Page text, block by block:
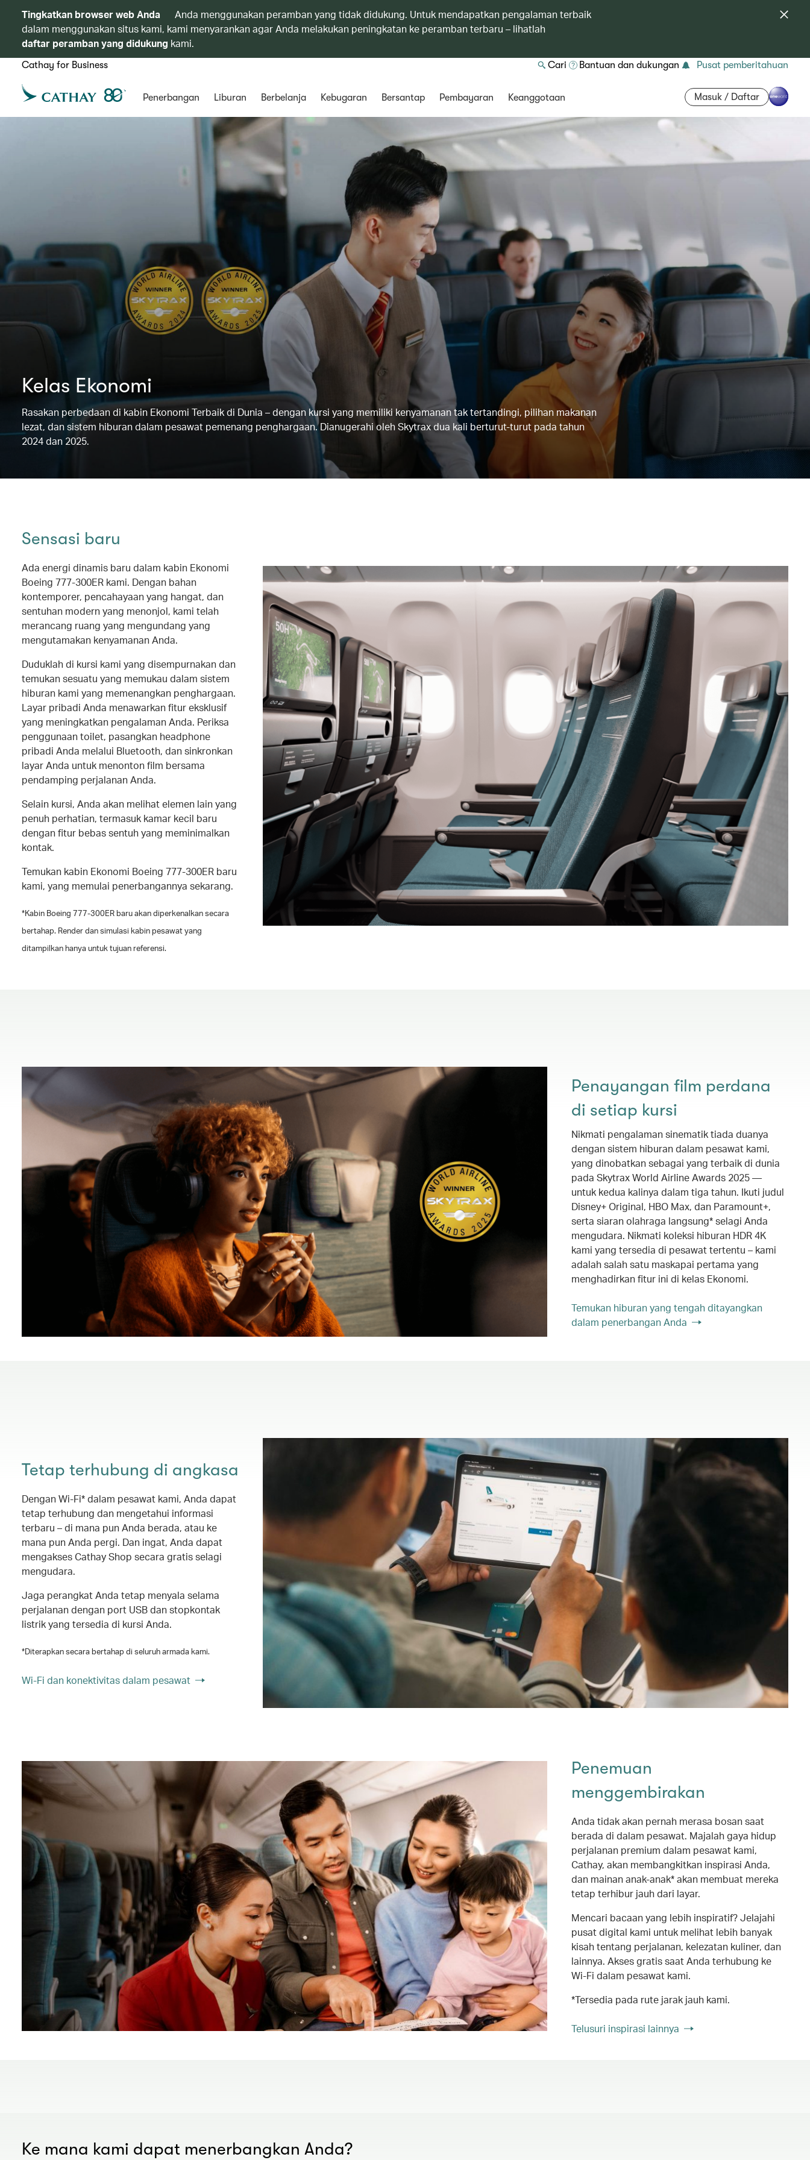
Tingkatkan browser web Anda
Anda menggunakan peramban yang tidak didukung. Untuk mendapatkan pengalaman terbaik
dalam menggunakan situs kami, kami menyarankan agar Anda melakukan peningkatan ke peramban terbaru – lihatlah
daftar peramban yang didukung kami.
Cathay for Business Cari Bantuan dan dukungan Pusat pemberitahuan
Penerbangan Liburan Berbelanja Kebugaran Bersantap Pembayaran Keanggotaan Masuk / Daftar
Kelas Ekonomi
Rasakan perbedaan di kabin Ekonomi Terbaik di Dunia – dengan kursi yang memiliki kenyamanan tak tertandingi, pilihan makanan
lezat, dan sistem hiburan dalam pesawat pemenang penghargaan. Dianugerahi oleh Skytrax dua kali berturut-turut pada tahun
2024 dan 2025.
Sensasi baru
Ada energi dinamis baru dalam kabin Ekonomi
Boeing 777-300ER kami. Dengan bahan
kontemporer, pencahayaan yang hangat, dan
sentuhan modern yang menonjol, kami telah
merancang ruang yang mengundang yang
mengutamakan kenyamanan Anda.
Duduklah di kursi kami yang disempurnakan dan
temukan sesuatu yang memukau dalam sistem
hiburan kami yang memenangkan penghargaan.
Layar pribadi Anda menawarkan fitur eksklusif
yang meningkatkan pengalaman Anda. Periksa
penggunaan toilet, pasangkan headphone
pribadi Anda melalui Bluetooth, dan sinkronkan
layar Anda untuk menonton film bersama
pendamping perjalanan Anda.
Selain kursi, Anda akan melihat elemen lain yang
penuh perhatian, termasuk kamar kecil baru
dengan fitur bebas sentuh yang meminimalkan
kontak.
Temukan kabin Ekonomi Boeing 777-300ER baru
kami, yang memulai penerbangannya sekarang.
*Kabin Boeing 777-300ER baru akan diperkenalkan secara
bertahap. Render dan simulasi kabin pesawat yang
ditampilkan hanya untuk tujuan referensi.
Penayangan film perdana
di setiap kursi
Nikmati pengalaman sinematik tiada duanya
dengan sistem hiburan dalam pesawat kami,
yang dinobatkan sebagai yang terbaik di dunia
pada Skytrax World Airline Awards 2025 —
untuk kedua kalinya dalam tiga tahun. Ikuti judul
Disney+ Original, HBO Max, dan Paramount+,
serta siaran olahraga langsung* selagi Anda
mengudara. Nikmati koleksi hiburan HDR 4K
kami yang tersedia di pesawat tertentu – kami
adalah salah satu maskapai pertama yang
menghadirkan fitur ini di kelas Ekonomi.
Temukan hiburan yang tengah ditayangkan
dalam penerbangan Anda
Tetap terhubung di angkasa
Dengan Wi-Fi* dalam pesawat kami, Anda dapat
tetap terhubung dan mengetahui informasi
terbaru – di mana pun Anda berada, atau ke
mana pun Anda pergi. Dan ingat, Anda dapat
mengakses Cathay Shop secara gratis selagi
mengudara.
Jaga perangkat Anda tetap menyala selama
perjalanan dengan port USB dan stopkontak
listrik yang tersedia di kursi Anda.
*Diterapkan secara bertahap di seluruh armada kami.
Wi-Fi dan konektivitas dalam pesawat
Penemuan
menggembirakan
Anda tidak akan pernah merasa bosan saat
berada di dalam pesawat. Majalah gaya hidup
perjalanan premium dalam pesawat kami,
Cathay, akan membangkitkan inspirasi Anda,
dan mainan anak-anak* akan membuat mereka
tetap terhibur jauh dari layar.
Mencari bacaan yang lebih inspiratif? Jelajahi
pusat digital kami untuk melihat lebih banyak
kisah tentang perjalanan, kelezatan kuliner, dan
lainnya. Akses gratis saat Anda terhubung ke
Wi-Fi dalam pesawat kami.
*Tersedia pada rute jarak jauh kami.
Telusuri inspirasi lainnya
Ke mana kami dapat menerbangkan Anda?